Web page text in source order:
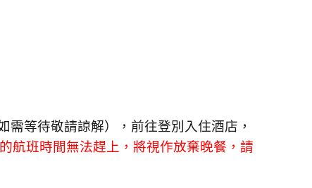
等待敬請諒解），前往登別入住酒店，
航班時間無法趕上，將視作放棄晚餐，請